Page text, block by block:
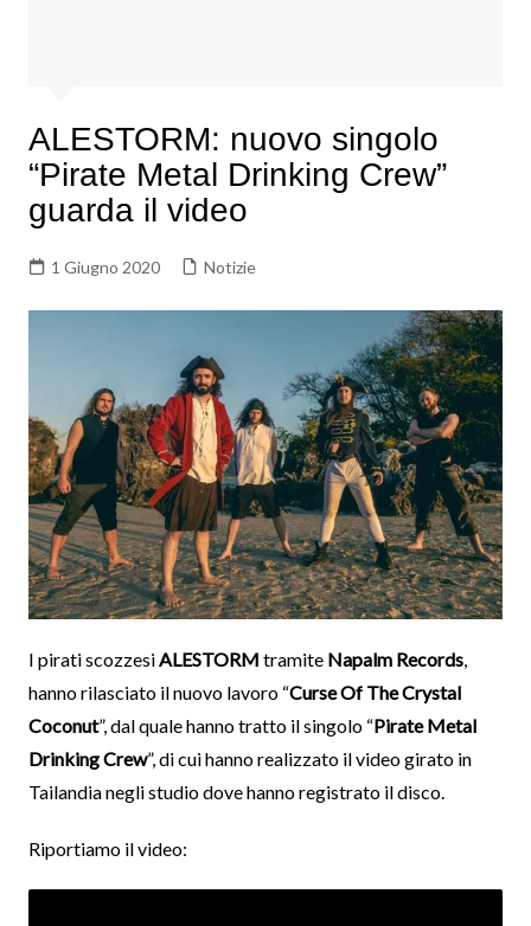
ALESTORM: nuovo singolo
“Pirate Metal Drinking Crew”
guarda il video
1 Giugno 2020 Notizie
I pirati scozzesi ALESTORM tramite Napalm Records,
hanno rilasciato il nuovo lavoro “Curse Of The Crystal
Coconut”, dal quale hanno tratto il singolo “Pirate Metal
Drinking Crew”, di cui hanno realizzato il video girato in
Tailandia negli studio dove hanno registrato il disco.
Riportiamo il video: